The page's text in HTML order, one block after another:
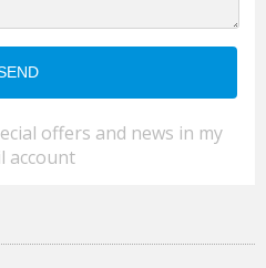
offers and news in my
account